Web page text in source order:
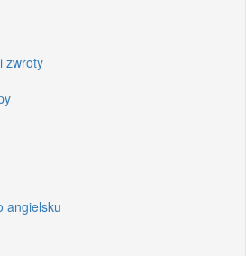
zwroty
angielsku